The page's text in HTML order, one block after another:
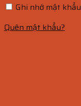
Ghi nhớ mật khẩu
Quên mật khẩu?